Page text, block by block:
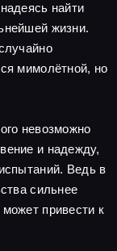
найти
жизни.
мимолётной, но
невозможно
и надежду,
Ведь в
сильнее
привести к